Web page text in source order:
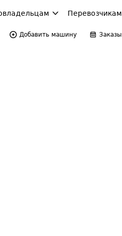
Перевозчикам
Добавить машину Заказы